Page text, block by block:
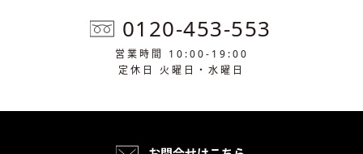
0120-453-553
営業時間 10:00-19:00
定休日 火曜日・水曜日